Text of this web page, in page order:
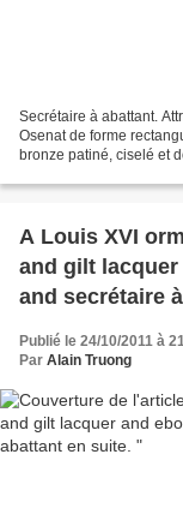
Secrétaire à abattant.
Osenat de forme
bronze patiné, ciselé et
A Louis XVI
and gilt
and secrétaire
Publié le 24/10/2011 à
Par Alain Truong